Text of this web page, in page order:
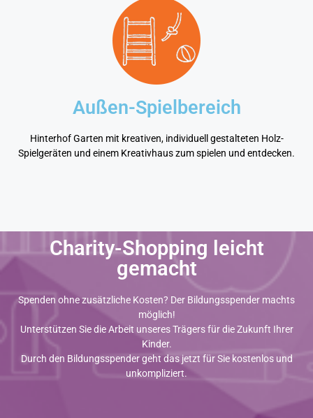
Außen-Spielbereich
Hinterhof Garten mit kreativen, individuell gestalteten Holz-
Spielgeräten und einem Kreativhaus zum spielen und entdecken.
Charity-Shopping leicht
gemacht
Spenden ohne zusätzliche Kosten? Der Bildungsspender machts
möglich!
Unterstützen Sie die Arbeit unseres Trägers für die Zukunft Ihrer
Kinder.
Durch den Bildungsspender geht das jetzt für Sie kostenlos und
unkompliziert.